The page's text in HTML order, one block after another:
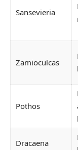
Sansevieria
Zamioculcas
Pothos
Dracaena